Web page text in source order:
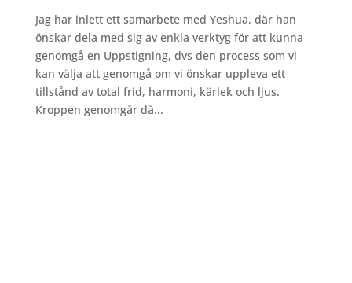
Jag har inlett ett samarbete med Yeshua, där han
önskar dela med sig av enkla verktyg för att kunna
genomgå en Uppstigning, dvs den process som vi
kan välja att genomgå om vi önskar uppleva ett
tillstånd av total frid, harmoni, kärlek och ljus.
Kroppen genomgår då...